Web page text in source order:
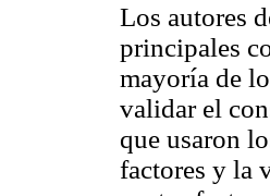
Los autores
principales
mayoría de
validar el
que usaron
factores y la